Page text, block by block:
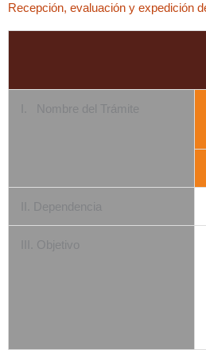
Recepción, evaluación y expedición
I. Nombre del Trámite
II. Dependencia
III. Objetivo